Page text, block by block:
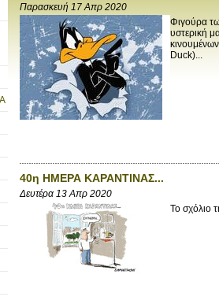
Παρασκευή 17 Απρ 2020
Φιγούρα
υστερική
Duck)...
40η ΗΜΕΡΑ ΚΑΡΑΝΤΙΝΑΣ...
Δευτέρα 13 Απρ 2020
Το σχόλιο